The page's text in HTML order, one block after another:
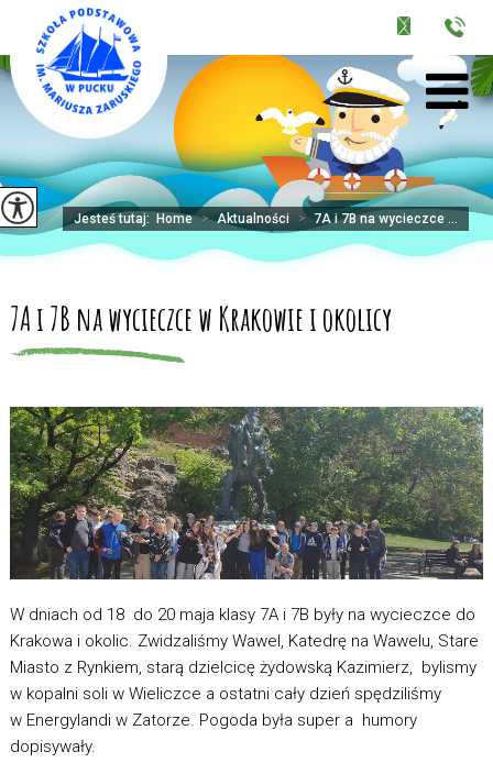
Jesteś tutaj: Home > Aktualności > 7A i 7B na wycieczce ...
7A i 7B na wycieczce w Krakowie i okolicy
W dniach od 18 do 20 maja klasy 7A i 7B były na wycieczce do
Krakowa i okolic. Zwidzaliśmy Wawel, Katedrę na Wawelu, Stare
Miasto z Rynkiem, starą dzielcicę żydowską Kazimierz, bylismy
w kopalni soli w Wieliczce a ostatni cały dzień spędziliśmy
w Energylandi w Zatorze. Pogoda była super a humory
dopisywały.